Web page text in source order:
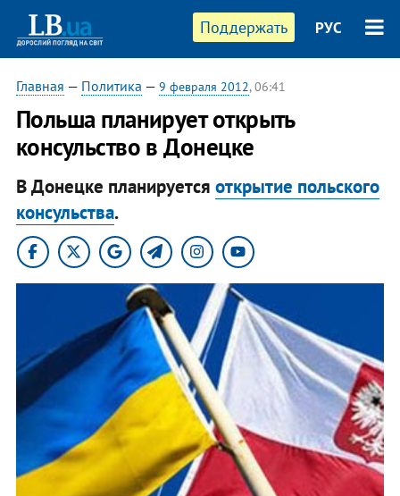
Поддержать РУС
Главная — Политика — 9 февраля 2012, 06:41
Польша планирует открыть
консульство в Донецке
В Донецке планируется открытие польского
консульства.